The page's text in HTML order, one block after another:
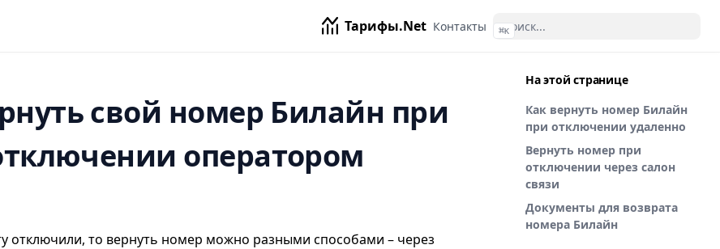
Тарифы.Net Контакты ⌘K
На этой странице
Как вернуть номер Билайн
при отключении удаленно
Вернуть номер при
отключении через салон
связи
Документы для возврата
номера Билайн
свой номер Билайн при
оператором
отключили, то вернуть номер можно разными способами – через